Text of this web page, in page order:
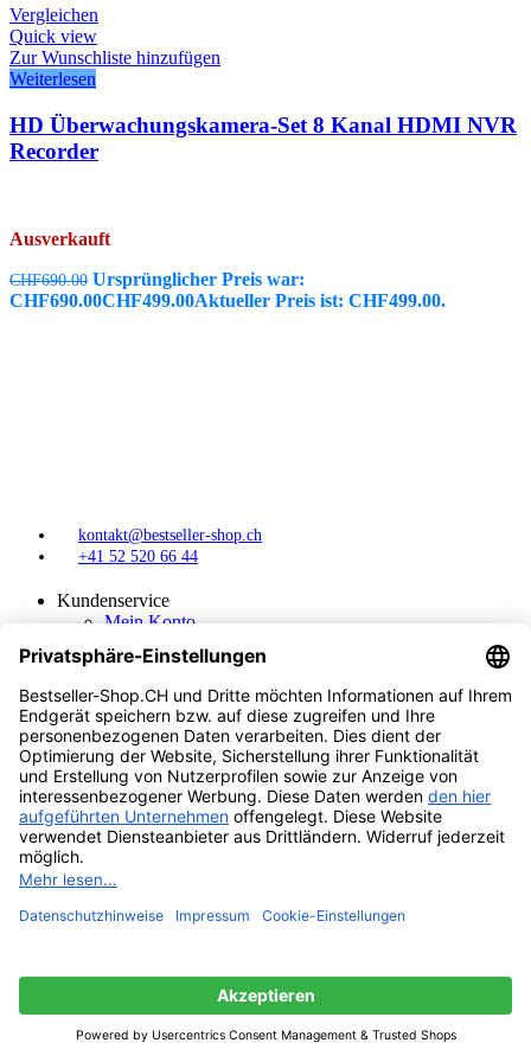
Vergleichen
Quick view
Zur Wunschliste hinzufügen
Weiterlesen
HD Überwachungskamera-Set 8 Kanal HDMI NVR
Recorder
Ausverkauft
CHF690.00 Ursprünglicher Preis war:
CHF690.00CHF499.00Aktueller Preis ist: CHF499.00.
kontakt@bestseller-shop.ch
+41 52 520 66 44
Kundenservice
Mein Konto
Kontakt
Warenkorb
Über uns
Über uns bestseller shop
Impressum
AGB – Allgemeine Geschäfts Bedingungen
Umtausch & Rückgabe
Zahlung
Garantie
Gutscheine
Käuferschutz
Geprüfte Leistung